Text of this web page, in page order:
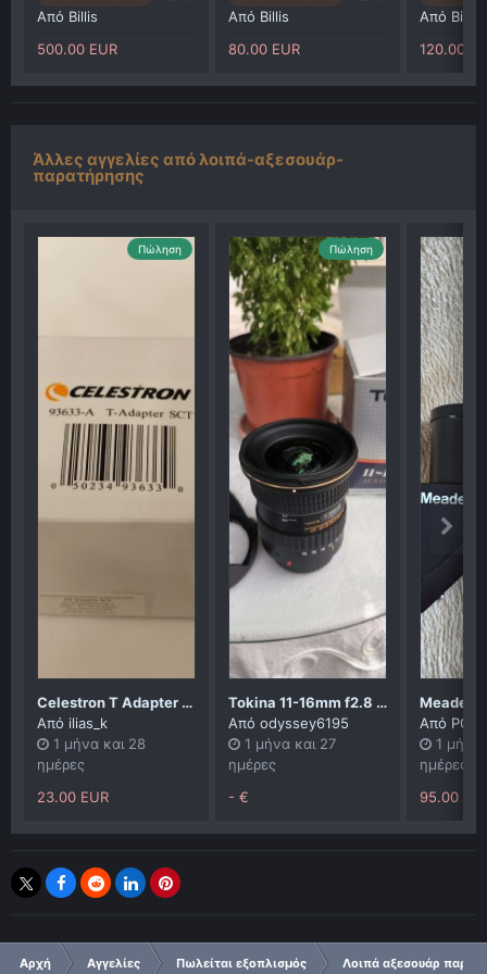
Από Billis
500.00 EUR
Από Billis
80.00 EUR
Από Billis
120.00
Άλλες αγγελίες από λοιπά-αξεσουάρ-
παρατήρησης
Πώληση
Celestron T Adapter SCT
Από ilias_k
1 μήνα και 28
ημέρες
23.00 EUR
Πώληση
Tokina 11-16mm f2.8 pro dxII
Από odyssey6195
1 μήνα και 27
ημέρες
- €
Από
1 μήνα
ημέρες
95.00
Αρχή Αγγελίες Πωλείται εξοπλισμός Λοιπά αξεσουάρ